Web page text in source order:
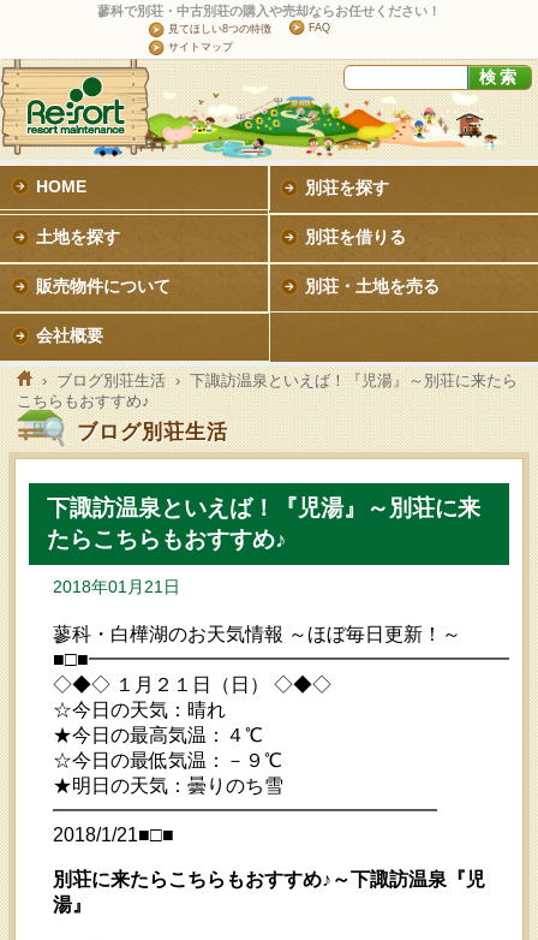
蓼科で別荘・中古別荘の購入や売却ならお任せください！
見てほしい8つの特徴
FAQ
サイトマップ
HOME 別荘を探す
土地を探す 別荘を借りる
販売物件について 別荘・土地を売る
会社概要
›ブログ別荘生活› 下諏訪温泉といえば！『児湯』～別荘に来たら
こちらもおすすめ♪
ブログ別荘生活
下諏訪温泉といえば！『児湯』～別荘に来
たらこちらもおすすめ♪
2018年01月21日
蓼科・白樺湖のお天気情報 ～ほぼ毎日更新！～
◇◆◇ １月２１日（日） ◇◆◇
☆今日の天気：晴れ
★今日の最高気温：４℃
☆今日の最低気温：－９℃
★明日の天気：曇りのち雪
━━━━━━━━━━━━━━━━━━━━
2018/1/21■□■
別荘に来たらこちらもおすすめ♪～下諏訪温泉『児
湯』